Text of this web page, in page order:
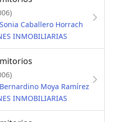
Sonia Caballero Horrach
INMOBILIARIAS
Bernardino Moya Ramírez
INMOBILIARIAS